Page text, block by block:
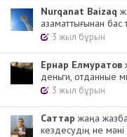
Nurqanat Baizaq
азаматтығынан бас
3 жыл бұрын
Ернар Елмуратов
деньги, отданные
3 жыл бұрын
Cаттар жаңа
кездесудің не